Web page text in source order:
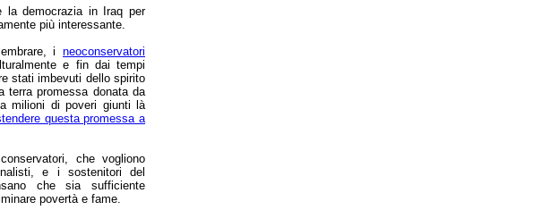
la democrazia in Iraq per
più interessante.
i neoconservatori
e fin dai tempi
stati imbevuti dello spirito
terra promessa donata da
milioni di poveri giunti là
questa promessa a
che vogliono
e i sostenitori del
che sia sufficiente
povertà e fame.